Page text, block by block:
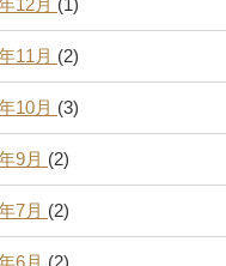
11月 (2)
10月 (3)
9月 (2)
7月 (2)
6月 (2)